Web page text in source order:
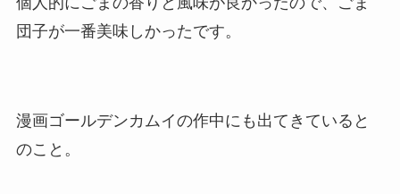
団子が一番美味しかったです。
漫画ゴールデンカムイの作中にも出てきていると
のこと。